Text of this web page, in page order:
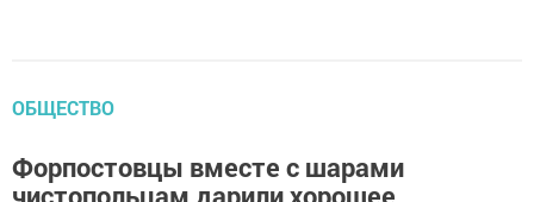
ОБЩЕСТВО
Форпостовцы вместе с шарами
чистопольцам дарили хорошее